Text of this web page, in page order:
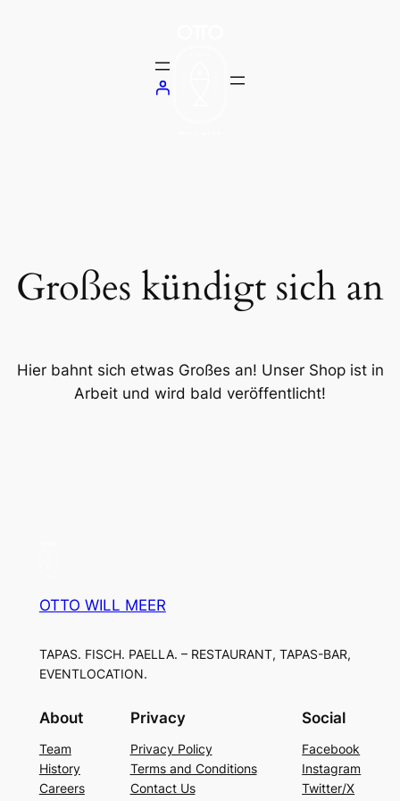
Großes kündigt sich an
Hier bahnt sich etwas Großes an! Unser Shop ist in
Arbeit und wird bald veröffentlicht!
OTTO WILL MEER
TAPAS. FISCH. PAELLA. – RESTAURANT, TAPAS-BAR,
EVENTLOCATION.
About
Team
History
Careers
Privacy
Privacy Policy
Terms and Conditions
Contact Us
Social
Facebook
Instagram
Twitter/X